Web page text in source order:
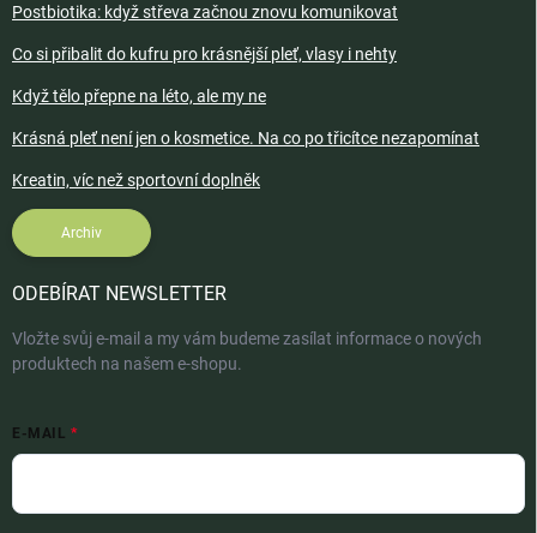
Postbiotika: když střeva začnou znovu komunikovat
Co si přibalit do kufru pro krásnější pleť, vlasy i nehty
Když tělo přepne na léto, ale my ne
Krásná pleť není jen o kosmetice. Na co po třicítce nezapomínat
Kreatin, víc než sportovní doplněk
Archiv
ODEBÍRAT NEWSLETTER
Vložte svůj e-mail a my vám budeme zasílat informace o nových
produktech na našem e-shopu.
E-MAIL